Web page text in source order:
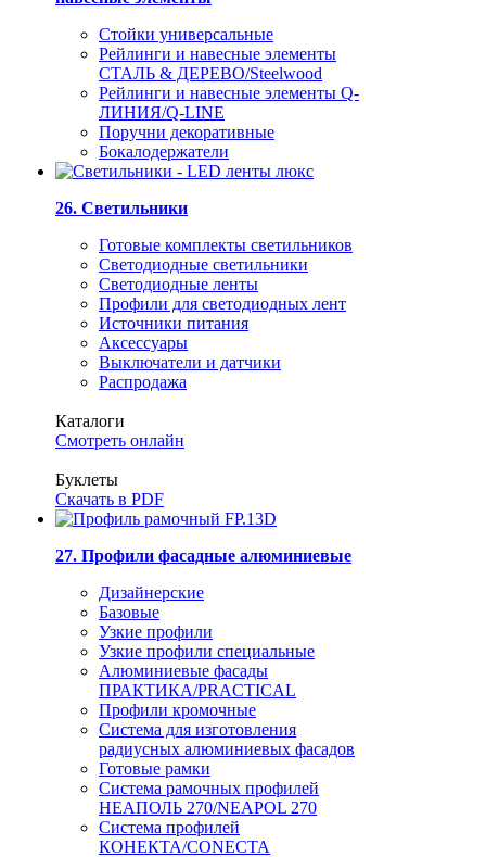
Стойки универсальные
Рейлинги и навесные элементы
СТАЛЬ & ДЕРЕВО/Steelwood
Рейлинги и навесные элементы Q-
ЛИНИЯ/Q-LINE
Поручни декоративные
Бокалодержатели
26. Светильники
Готовые комплекты светильников
Светодиодные светильники
Светодиодные ленты
Профили для светодиодных лент
Источники питания
Аксессуары
Выключатели и датчики
Распродажа
Каталоги
Смотреть онлайн
Буклеты
Скачать в PDF
27. Профили фасадные алюминиевые
Дизайнерские
Базовые
Узкие профили
Узкие профили специальные
Алюминиевые фасады
ПРАКТИКА/PRACTICAL
Профили кромочные
Система для изготовления
радиусных алюминиевых фасадов
Готовые рамки
Система рамочных профилей
НЕАПОЛЬ 270/NEAPOL 270
Система профилей
КОНЕКТА/CONECTA